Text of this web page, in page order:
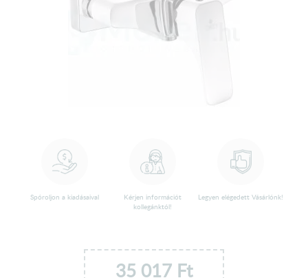
Spóroljon a kiadásaival
Kérjen információt
kollegánktól!
Legyen elégedett Vásárlónk!
35 017 Ft